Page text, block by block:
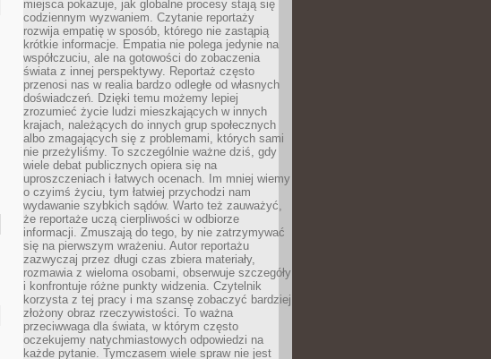
miejsca pokazuje, jak globalne procesy stają się
codziennym wyzwaniem. Czytanie reportaży
rozwija empatię w sposób, którego nie zastąpią
krótkie informacje. Empatia nie polega jedynie na
współczuciu, ale na gotowości do zobaczenia
świata z innej perspektywy. Reportaż często
przenosi nas w realia bardzo odległe od własnych
doświadczeń. Dzięki temu możemy lepiej
zrozumieć życie ludzi mieszkających w innych
krajach, należących do innych grup społecznych
albo zmagających się z problemami, których sami
nie przeżyliśmy. To szczególnie ważne dziś, gdy
wiele debat publicznych opiera się na
uproszczeniach i łatwych ocenach. Im mniej wiemy
o czyimś życiu, tym łatwiej przychodzi nam
wydawanie szybkich sądów. Warto też zauważyć,
że reportaże uczą cierpliwości w odbiorze
informacji. Zmuszają do tego, by nie zatrzymywać
się na pierwszym wrażeniu. Autor reportażu
zazwyczaj przez długi czas zbiera materiały,
rozmawia z wieloma osobami, obserwuje szczegóły
i konfrontuje różne punkty widzenia. Czytelnik
korzysta z tej pracy i ma szansę zobaczyć bardziej
złożony obraz rzeczywistości. To ważna
przeciwwaga dla świata, w którym często
oczekujemy natychmiastowych odpowiedzi na
każde pytanie. Tymczasem wiele spraw nie jest